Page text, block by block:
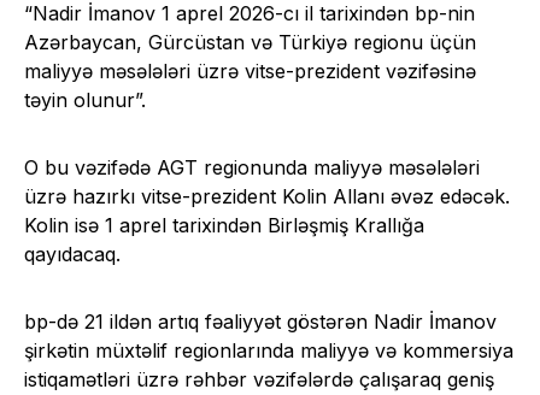
“Nadir İmanov 1 aprel 2026-cı il tarixindən bp-nin
Azərbaycan, Gürcüstan və Türkiyə regionu üçün
maliyyə məsələləri üzrə vitse-prezident vəzifəsinə
təyin olunur”.
O bu vəzifədə AGT regionunda maliyyə məsələləri
üzrə hazırkı vitse-prezident Kolin Allanı əvəz edəcək.
Kolin isə 1 aprel tarixindən Birləşmiş Krallığa
qayıdacaq.
bp-də 21 ildən artıq fəaliyyət göstərən Nadir İmanov
şirkətin müxtəlif regionlarında maliyyə və kommersiya
istiqamətləri üzrə rəhbər vəzifələrdə çalışaraq geniş